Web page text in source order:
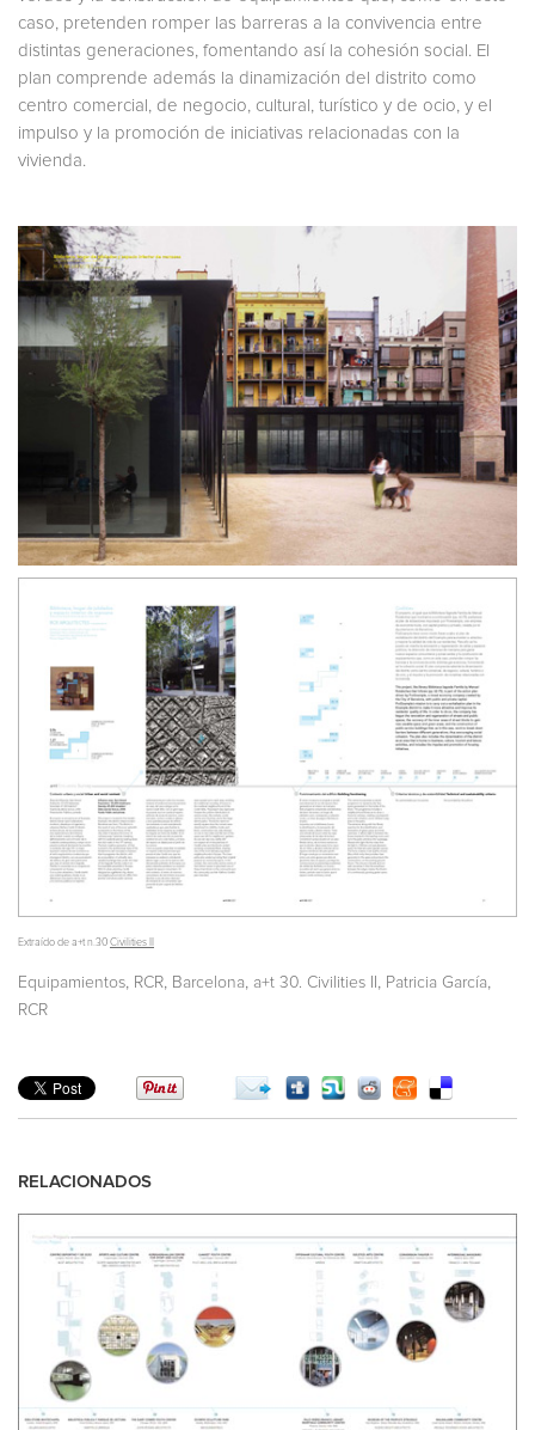
caso, pretenden romper las barreras a la convivencia entre
distintas generaciones, fomentando así la cohesión social. El
plan comprende además la dinamización del distrito como
centro comercial, de negocio, cultural, turístico y de ocio, y el
impulso y la promoción de iniciativas relacionadas con la
vivienda.
Extraído de a+t n.30 Civilities II
Equipamientos, RCR, Barcelona, a+t 30. Civilities II , Patricia García,
RCR
RELACIONADOS